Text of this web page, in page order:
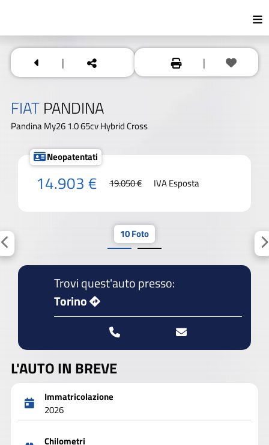
| |
FIAT PANDINA
Pandina My26 1.0 65cv Hybrid Cross
Neopatentati
14.903 € 19.050 € IVA Esposta
10 Foto
Trovi quest'auto presso:
Torino
L'AUTO IN BREVE
Immatricolazione
2026
Chilometri